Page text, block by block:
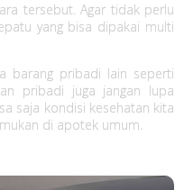
tersebut. Agar tidak perlu
yang bisa dipakai multi
barang pribadi lain seperti
pribadi juga jangan lupa
saja kondisi kesehatan kita
di apotek umum.